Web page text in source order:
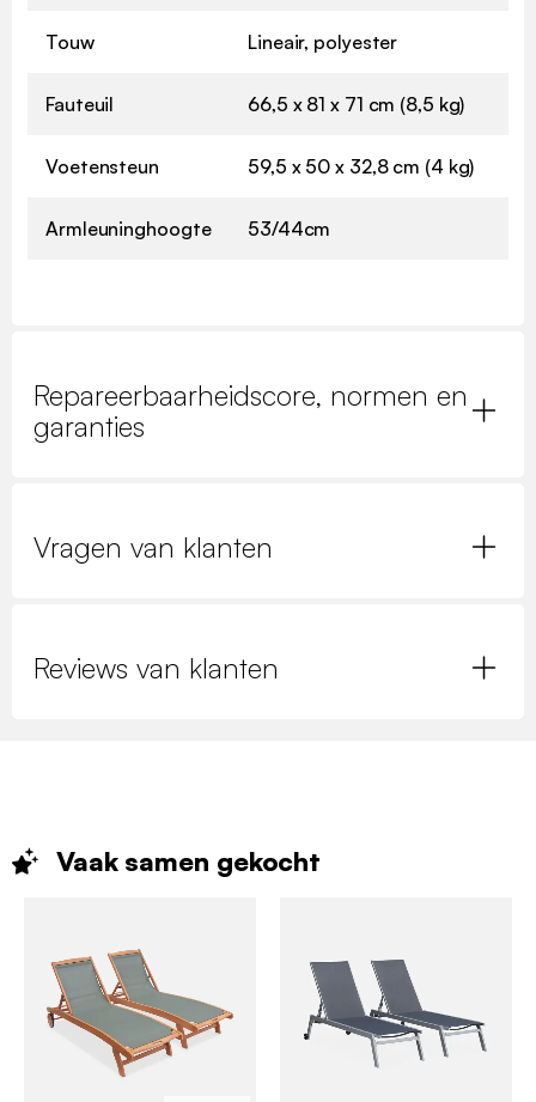
Touw Lineair, polyester
Fauteuil 66,5 x 81 x 71 cm (8,5 kg)
Voetensteun 59,5 x 50 x 32,8 cm (4 kg)
Armleuninghoogte 53/44cm
Repareerbaarheidscore, normen en
garanties
Vragen van klanten
Reviews van klanten
Vaak samen gekocht